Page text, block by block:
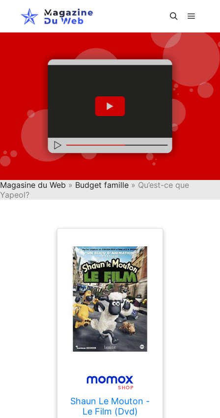
Magasine du Web » Budget famille » Qu’est-ce que
Yapeol?
Shaun Le Mouton -
Le Film (Dvd)